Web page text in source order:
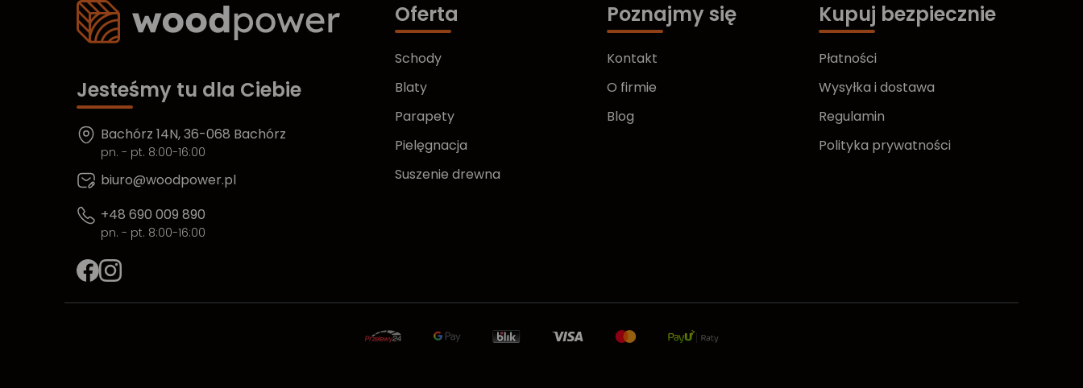
Jesteśmy tu dla Ciebie
Bachórz 14N, 36-068 Bachórz
pn. - pt. 8:00-16:00
biuro@woodpower.pl
+48 690 009 890
pn. - pt. 8:00-16:00
Oferta
Schody
Blaty
Parapety
Pielęgnacja
Suszenie drewna
Poznajmy się
Kontakt
O firmie
Blog
Kupuj bezpiecznie
Płatności
Wysyłka i dostawa
Regulamin
Polityka prywatności